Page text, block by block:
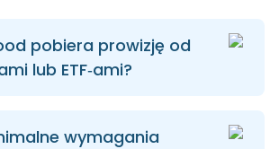
pobiera prowizję od
lub ETF‑ami?
wymagania